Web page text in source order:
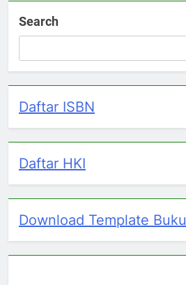
Search
Daftar ISBN
Daftar HKI
Download Template Buku